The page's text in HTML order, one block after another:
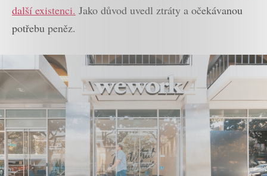
další existenci. Jako důvod uvedl ztráty a očekávanou
potřebu peněz.